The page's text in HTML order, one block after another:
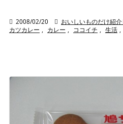
 2008/02/20  おいしいものだけ紹介
カツカレー , カレー , ココイチ , 生活 ,